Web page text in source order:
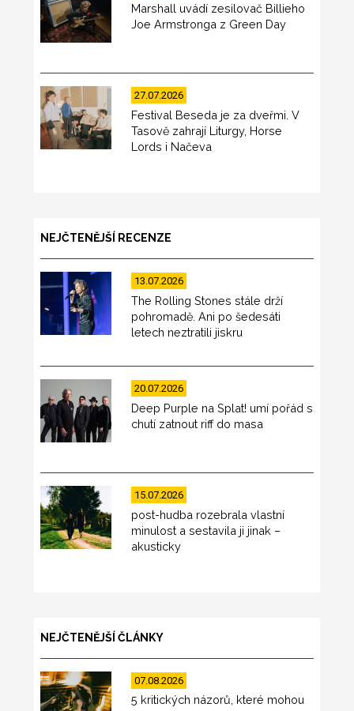
Marshall uvádí zesilovač Billieho
Joe Armstronga z Green Day
27.07.2026
Festival Beseda je za dveřmi. V
Tasově zahrají Liturgy, Horse
Lords i Načeva
NEJČTENĚJŠÍ RECENZE
13.07.2026
The Rolling Stones stále drží
pohromadě. Ani po šedesáti
letech neztratili jiskru
20.07.2026
Deep Purple na Splat! umí pořád s
chutí zatnout riff do masa
15.07.2026
post-hudba rozebrala vlastní
minulost a sestavila ji jinak –
akusticky
NEJČTENĚJŠÍ ČLÁNKY
07.08.2026
5 kritických názorů, které mohou